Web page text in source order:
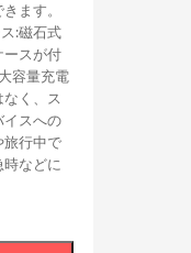
ます。
:磁石式
ースが付
容量充電
く、ス
イスへの
旅行中で
などに